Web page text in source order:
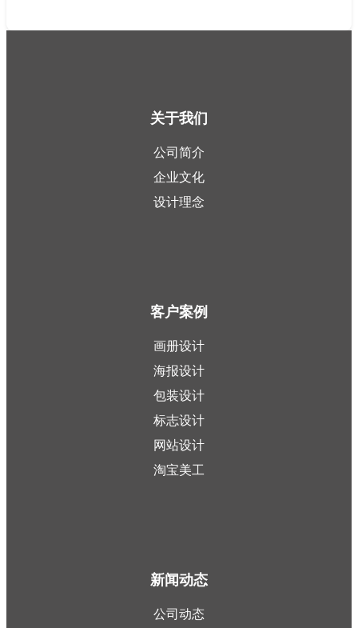
关于我们
公司简介
企业文化
设计理念
客户案例
画册设计
海报设计
包装设计
标志设计
网站设计
淘宝美工
新闻动态
公司动态